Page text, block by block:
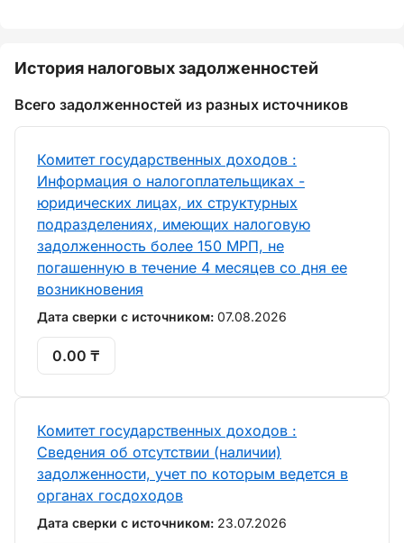
История налоговых задолженностей
Всего задолженностей из разных источников
Комитет государственных доходов :
Информация о налогоплательщиках -
юридических лицах, их структурных
подразделениях, имеющих налоговую
задолженность более 150 МРП, не
погашенную в течение 4 месяцев со дня ее
возникновения
Дата сверки с источником: 07.08.2026
0.00 ₸
Комитет государственных доходов :
Сведения об отсутствии (наличии)
задолженности, учет по которым ведется в
органах госдоходов
Дата сверки с источником: 23.07.2026